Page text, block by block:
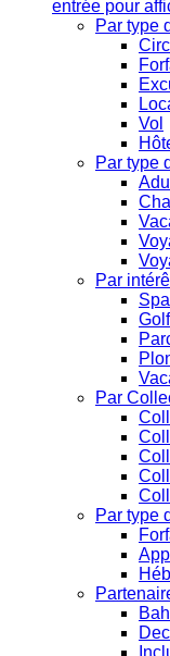
entrée pour
Par type
Vol
Par type
Par
Spa
Golf
Par
Par type